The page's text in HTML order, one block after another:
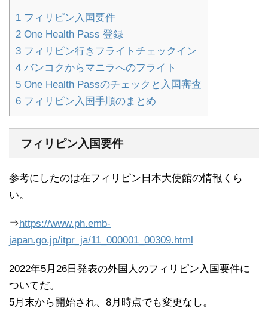
1 フィリピン入国要件
2 One Health Pass 登録
3 フィリピン行きフライトチェックイン
4 バンコクからマニラへのフライト
5 One Health Passのチェックと入国審査
6 フィリピン入国手順のまとめ
フィリピン入国要件
参考にしたのは在フィリピン日本大使館の情報くら
い。
⇒https://www.ph.emb-
japan.go.jp/itpr_ja/11_000001_00309.html
2022年5月26日発表の外国人のフィリピン入国要件に
ついてだ。
5月末から開始され、8月時点でも変更なし。